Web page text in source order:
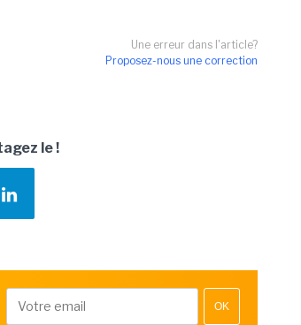
Une erreur dans l'article?
Proposez-nous une correction
le !
OK